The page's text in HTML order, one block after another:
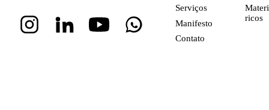
Serviços
Manifesto
Contato
ricos